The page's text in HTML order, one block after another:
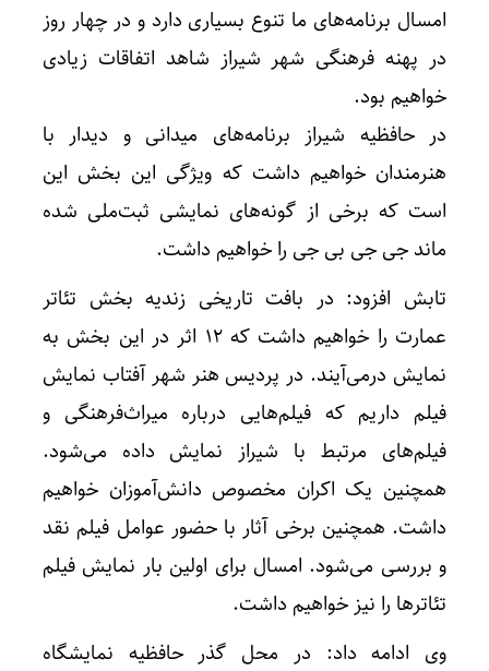
امسال برنامه‌های ما تنوع بسیاری دارد و در چهار روز
در پهنه فرهنگی شهر شیراز شاهد اتفاقات زیادی
خواهیم‌ بود.
در حافظیه شیراز برنامه‌های میدانی و دیدار با
هنرمندان خواهیم داشت که ویژگی این بخش این
است که برخی از گونه‌های نمایشی ثبت‌ملی شده
ماند جی جی بی جی را خواهیم داشت.
تابش افزود: در بافت تاریخی زندیه بخش تئاتر
عمارت را خواهیم داشت که ۱۲ اثر در این بخش به
نمایش درمی‌آیند. در پردیس هنر شهر آفتاب نمایش
فیلم داریم که فیلم‌هایی درباره میراث‌فرهنگی و
فیلم‌های مرتبط با شیراز نمایش داده می‌شود.
همچنین یک اکران مخصوص دانش‌آموزان خواهیم
داشت. همچنین برخی آثار با حضور عوامل فیلم نقد
و بررسی می‌شود.‌ امسال برای اولین بار نمایش فیلم
تئاترها را نیز خواهیم داشت.
وی ادامه داد: در محل گذر حافظیه نمایشگاه